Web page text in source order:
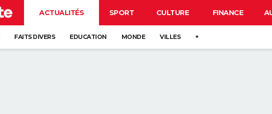
ACTUALITÉS SPORT CULTURE FINANCE
FAITS DIVERS EDUCATION MONDE VILLES +